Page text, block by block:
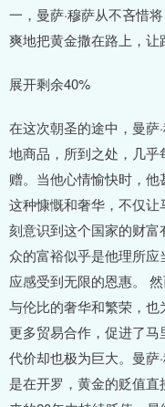
一，曼萨·穆萨从不吝惜
爽地把黄金撒在路上，让
展开剩余40%
在这次朝圣的途中，曼萨
地商品，所到之处，几
赠。当他心情愉快时，他
这种慷慨和奢华，不仅
刻意识到这个国家的财富
众的富裕似乎是他理所
应感受到无限的恩惠。
与伦比的奢华和繁荣，
更多贸易合作，促进了
代价却也极为巨大。曼萨
是在开罗，黄金的贬值